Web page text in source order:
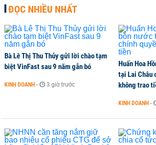
Dòng tiền ngoại bất ngờ trở lại TTCK, ai
CHỨNG KHOÁN 1 giờ trước
Kiến nghị đưa người bán hàng online,
TikToker Khánh Sky, Vua Quạt, Hồ
ĐỌC NHIỀU NHẤT
Bà Lê Thị Thu Thủy gửi lời chào tạm
biệt VinFast sau 9 năm gắn bó
KINH DOANH - 3 giờ trước
Huấn Hoa
tại Lai Châu
không trao
KINH DOANH -